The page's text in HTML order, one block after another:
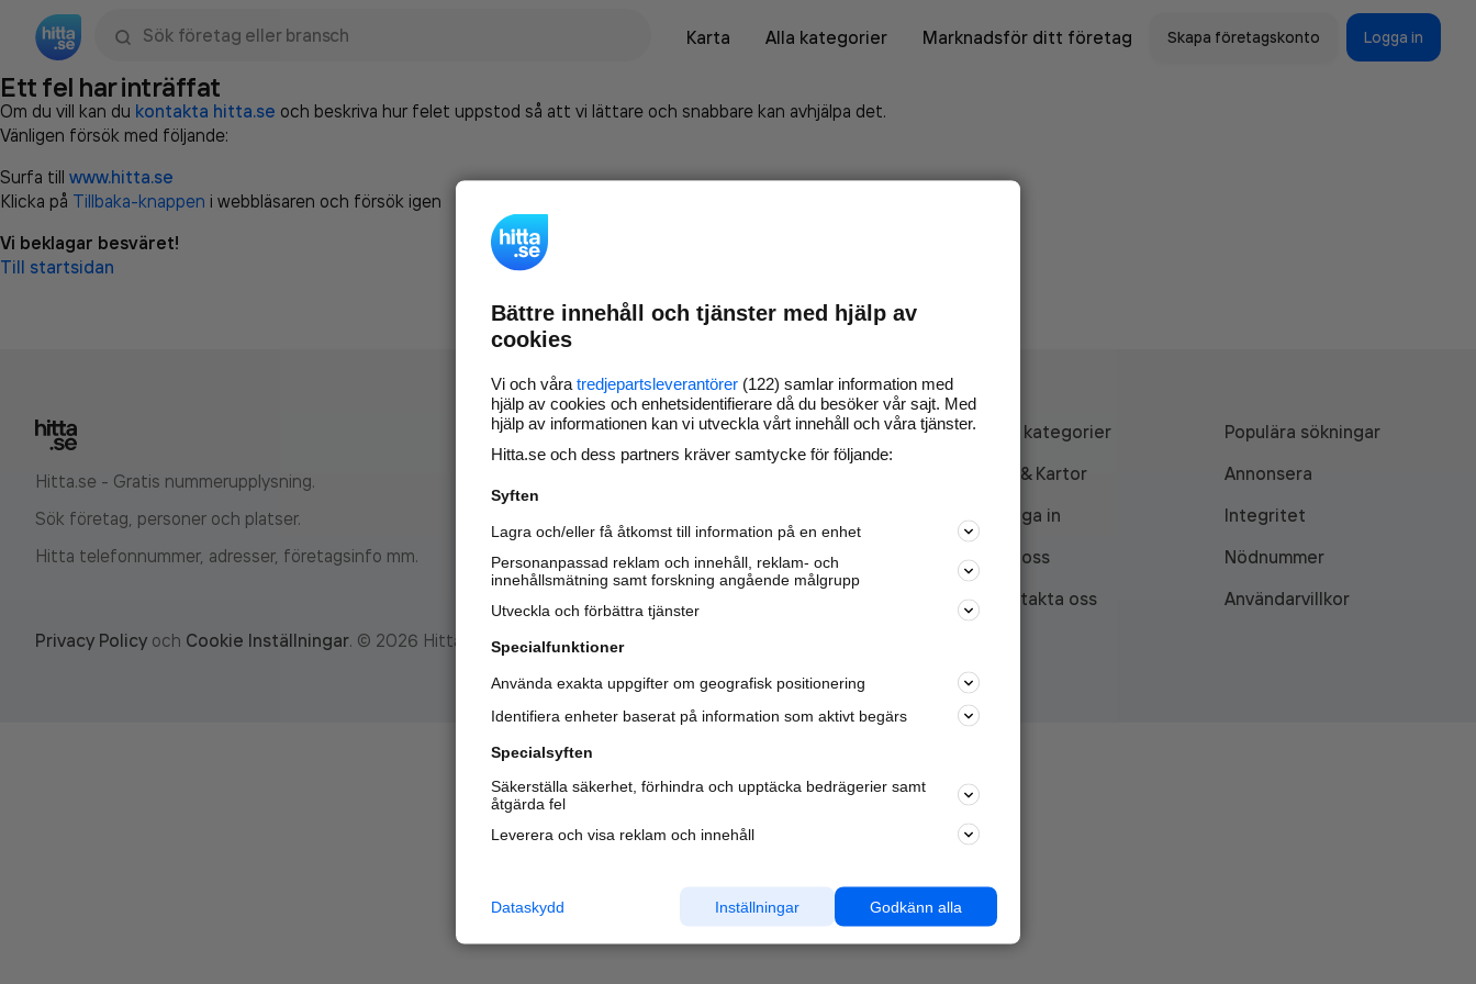
Karta
Alla kategorier Marknadsför ditt företag Skapa företagskonto Logga in
Ett fel har inträffat
Om du vill kan du kontakta hitta.se och beskriva hur felet uppstod så att vi lättare och snabbare kan avhjälpa det.
Vänligen försök med följande:
Surfa till www.hitta.se
Klicka på Tillbaka-knappen i webbläsaren och försök igen
Vi beklagar besväret!
Till startsidan
Hitta.se - Gratis nummerupplysning.
Sök företag, personer och platser.
Hitta telefonnummer, adresser, företagsinfo mm.
Marknadsför företaget på
nya kunder och
samarbetspartners nära dig.
Läs mer här
Alla kategorier
Populära sökningar
API & Kartor
Annonsera
Logga in
Integritet
Om oss
Nödnummer
Kontakta oss
Användarvillkor
Privacy Policy och Cookie Inställningar. © 2026 Hitta.se
Bättre innehåll och tjänster med hjälp av
cookies
Vi och våra tredjepartsleverantörer (122) samlar information med
hjälp av cookies och enhetsidentifierare då du besöker vår sajt. Med
hjälp av informationen kan vi utveckla vårt innehåll och våra tjänster.
Hitta.se och dess partners kräver samtycke för följande:
Syften
Lagra och/eller få åtkomst till information på en enhet
Personanpassad reklam och innehåll, reklam- och
innehållsmätning samt forskning angående målgrupp
Utveckla och förbättra tjänster
Specialfunktioner
Använda exakta uppgifter om geografisk positionering
Identifiera enheter baserat på information som aktivt begärs
Specialsyften
Säkerställa säkerhet, förhindra och upptäcka bedrägerier samt
åtgärda fel
Leverera och visa reklam och innehåll
Godkänn alla
Inställningar
Dataskydd